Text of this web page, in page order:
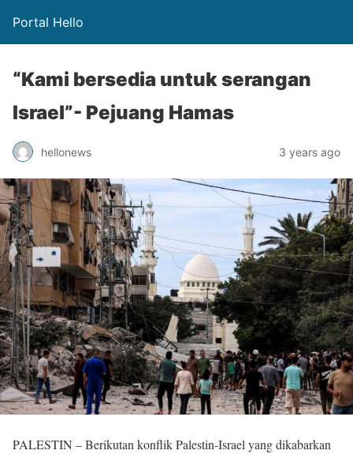
Portal Hello
“Kami bersedia untuk serangan
Israel”- Pejuang Hamas
hellonews 3 years ago
PALESTIN – Berikutan konflik Palestin-Israel yang dikabarkan